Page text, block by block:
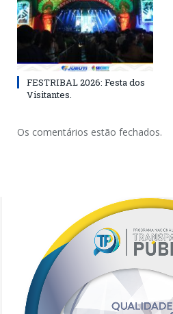
FESTRIBAL 2026: Festa dos
Visitantes.
Os comentários estão fechados.